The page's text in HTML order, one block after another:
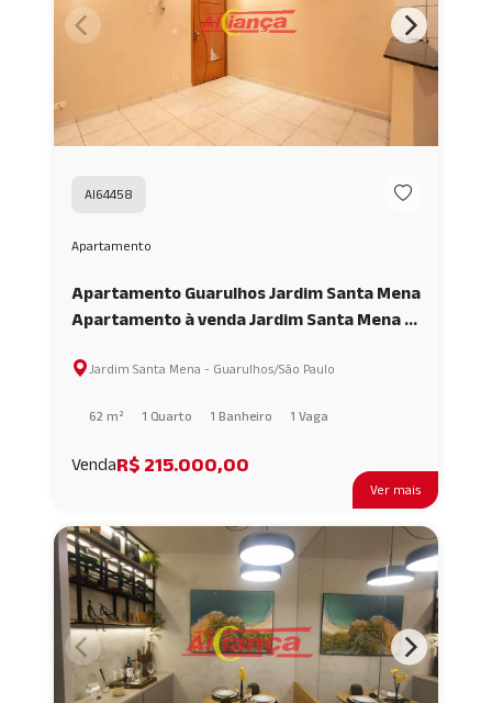
Ver mais
AI64458
Apartamento
Apartamento Guarulhos Jardim Santa Mena
Apartamento à venda Jardim Santa Mena -
Jardim Santa Mena - Guarulhos/São Paulo
62 m² 1 Quarto 1 Banheiro 1 Vaga
VendaR$ 215.000,00